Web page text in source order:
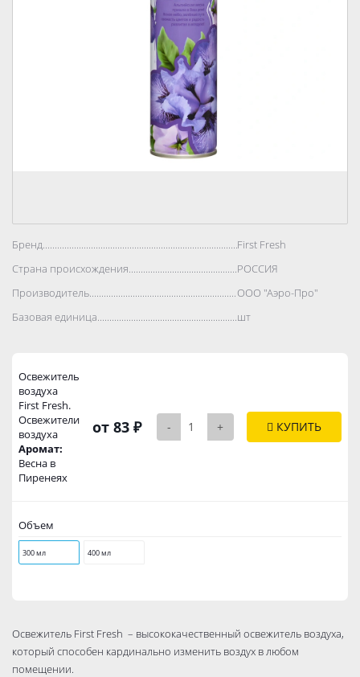
Бренд..................................................................................First Fresh
Страна происхождения..................................................................................
РОССИЯ
Производитель..................................................................................
ООО "Аэро-Про"
Базовая единица..................................................................................
шт
Освежитель
воздуха
First Fresh.
Освежители
воздуха
Аромат:
Весна в
Пиренеях
от 83 ₽ - + КУПИТЬ
Объем
300 мл 400 мл
Освежитель First Fresh – высококачественный освежитель воздуха,
который способен кардинально изменить воздух в любом
помещении.